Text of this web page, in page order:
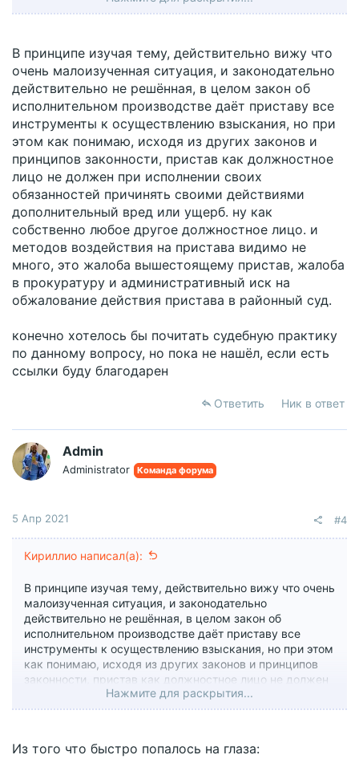
должника.
договариваться с банком и вносить платежи через
кассу (только не через заблокированный счет!!!) или
банковским переводом на кор. счет банка.
В принципе изучая тему, действительно вижу что
очень малоизученная ситуация, и законодательно
действительно не решённая, в целом закон об
исполнительном производстве даёт приставу все
инструменты к осуществлению взыскания, но при
этом как понимаю, исходя из других законов и
принципов законности, пристав как должностное
лицо не должен при исполнении своих
обязанностей причинять своими действиями
дополнительный вред или ущерб. ну как
собственно любое другое должностное лицо. и
методов воздействия на пристава видимо не
много, это жалоба вышестоящему пристав, жалоба
в прокуратуру и административный иск на
обжалование действия пристава в районный суд.
конечно хотелось бы почитать судебную практику
по данному вопросу, но пока не нашёл, если есть
ссылки буду благодарен
Ответить Ник в ответ
Admin
Administrator Команда форума
5 Апр 2021 #4
Кириллио написал(а):
В принципе изучая тему, действительно вижу что очень
малоизученная ситуация, и законодательно
действительно не решённая, в целом закон об
исполнительном производстве даёт приставу все
инструменты к осуществлению взыскания, но при этом
как понимаю, исходя из других законов и принципов
законности, пристав как должностное лицо не должен
при исполнении своих обязанностей причинять своими
действиями дополнительный вред или ущерб. ну как
это жалоба вышестоящему пристав, жалоба в
Нажмите для раскрытия...
Из того что быстро попалось на глаза: